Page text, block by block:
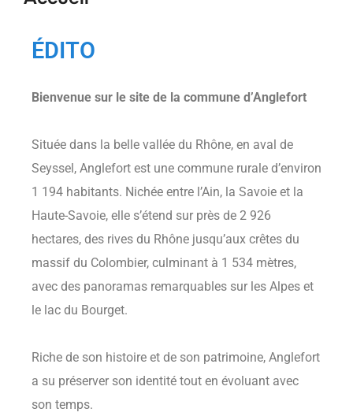
ÉDITO
Bienvenue sur le site de la commune d’Anglefort
Située dans la belle vallée du Rhône, en aval de
Seyssel, Anglefort est une commune rurale d’environ
1 194 habitants. Nichée entre l’Ain, la Savoie et la
Haute-Savoie, elle s’étend sur près de 2 926
hectares, des rives du Rhône jusqu’aux crêtes du
massif du Colombier, culminant à 1 534 mètres,
avec des panoramas remarquables sur les Alpes et
le lac du Bourget.
Riche de son histoire et de son patrimoine, Anglefort
a su préserver son identité tout en évoluant avec
son temps.